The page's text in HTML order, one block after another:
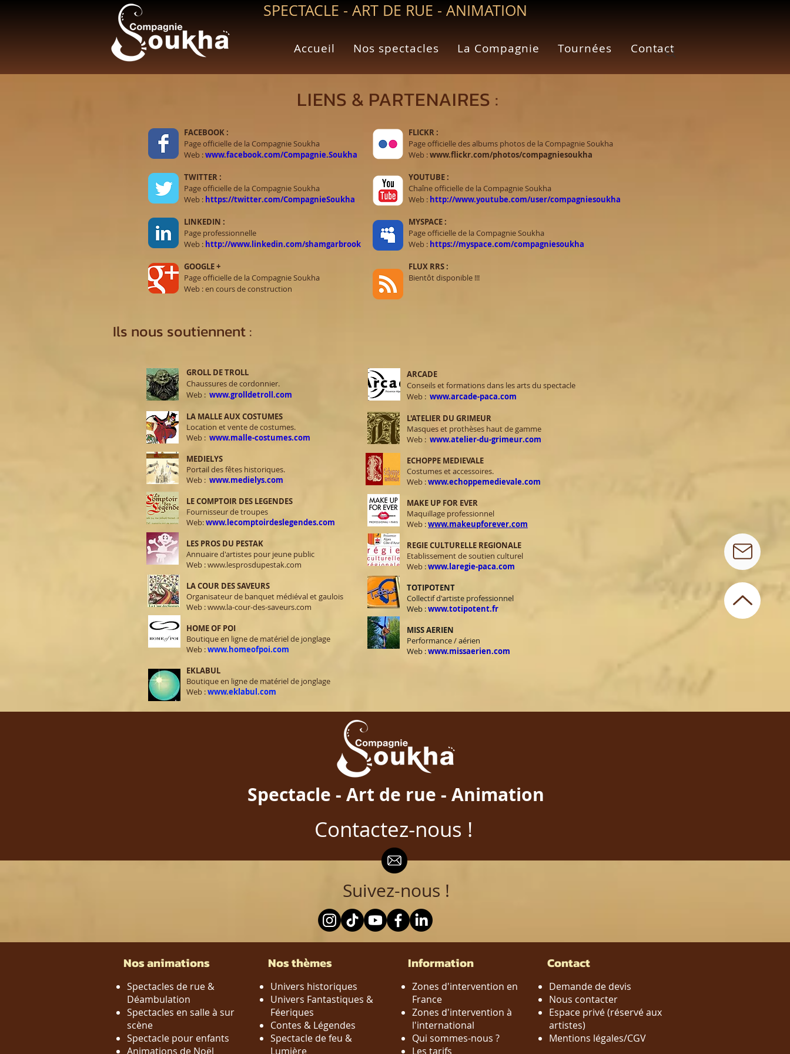
SPECTACLE - ART DE RUE - ANIMATION
Accueil Nos spectacles La Compagnie Tournées Contact
LIENS & PARTENAIRES :
FACEBOOK :
Page officielle de la Compagnie Soukha
Web :www.facebook.com/Compagnie.Soukha
TWITTER :
Page officielle de la Compagnie Soukha
Web : https://twitter.com/CompagnieSoukha
LINKEDIN :
Page professionnelle
Web : http://www.linkedin.com/shamgarbrook
GOOGLE +
Page officielle de la Compagnie Soukha
Web : en cours de construction
FLICKR :
Page officielle des albums photos de la Compagnie Soukha
Web :www.flickr.com/photos/compagniesoukha
YOUTUBE :
Chaîne officielle de la Compagnie Soukha
Web : http://www.youtube.com/user/compagniesoukha
MYSPACE :
Page officielle de la Compagnie Soukha
Web : https://myspace.com/compagniesoukha
FLUX RRS :
Bientôt disponible !!!
Ils nous soutiennent :
GROLL DE TROLL
Chaussures de cordonnier.
Web : www.grolldetroll.com
LA MALLE AUX COSTUMES
Location et vente de costumes.
Web : www.malle-costumes.com
MEDIELYS
Portail des fêtes historiques.
Web : www.medielys.com
LE COMPTOIR DES LEGENDES
Fournisseur de troupes
​Web:www.lecomptoirdeslegendes.com
LES PROS DU PESTAK
Annuaire d'artistes pour jeune public
Web :www.lesprosdupestak.com
LA COUR DES SAVEURS
Organisateur de banquet médiéval et gaulois
Web :www.la-cour-des-saveurs.com
HOME OF POI
Boutique en ligne de matériel de jonglage
Web :www.homeofpoi.com
EKLABUL
Boutique en ligne de matériel de jonglage
Web :www.eklabul.com
ARCADE
Conseils et formations dans les arts du spectacle
Web : www.arcade-paca.com
L'ATELIER DU GRIMEUR
Masques et prothèses haut de gamme
Web : www.atelier-du-grimeur.com
ECHOPPE MEDIEVALE
Costumes et accessoires.
​Web :www.echoppemedievale.com
MAKE UP FOR EVER
Maquillage professionnel
​Web :www.makeupforever.com
REGIE CULTURELLE REGIONALE
Etablissement de soutien culturel
Web :www.laregie-paca.com
TOTIPOTENT
Collectif d'artiste professionnel
Web :www.totipotent.fr
MISS AERIEN
Performance / aérien
Web :www.missaerien.com
Spectacle - Art de rue - Animation
Contactez-nous !
Suivez-nous !
Nos animations
Spectacles de rue​ &
Déambulation
Spectacles en salle à sur
scène
Spectacle pour enfants
Animations de Noël
Nos thèmes
Univers historiques
Univers Fantastiques &
Féeriques
Contes & Légendes
Spectacle de feu &
Lumière
Information
Zones d'intervention en
France
Zones d'intervention à
l'international
Qui sommes-nous ?
Les tarifs
Contact
Demande de devis
Nous contacter
Espace privé (réservé aux
artistes)
Mentions légales/CGV